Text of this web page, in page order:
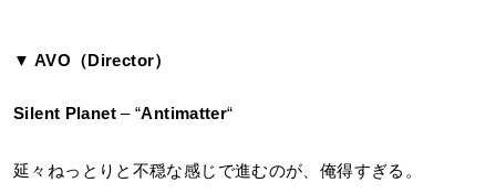
▼ AVO（Director）
Silent Planet– “Antimatter“
延々ねっとりと不穏な感じで進むのが、俺得すぎる。